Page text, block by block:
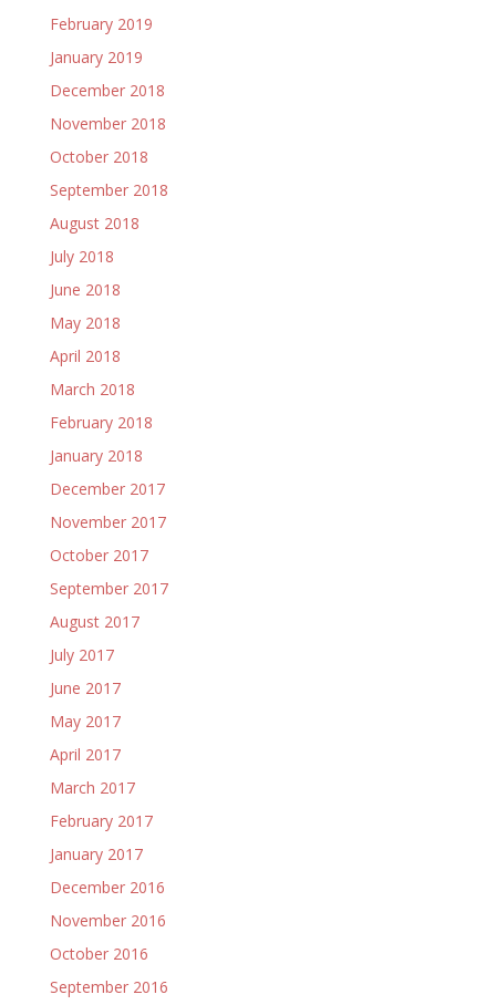
February 2019
January 2019
December 2018
November 2018
October 2018
September 2018
August 2018
July 2018
June 2018
May 2018
April 2018
March 2018
February 2018
January 2018
December 2017
November 2017
October 2017
September 2017
August 2017
July 2017
June 2017
May 2017
April 2017
March 2017
February 2017
January 2017
December 2016
November 2016
October 2016
September 2016